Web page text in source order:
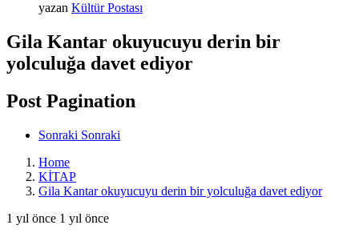
yazan Kültür Postası
Gila Kantar okuyucuyu derin bir
yolculuğa davet ediyor
Post Pagination
Sonraki Sonraki
Home
KİTAP
Gila Kantar okuyucuyu derin bir yolculuğa davet ediyor
1 yıl önce 1 yıl önce